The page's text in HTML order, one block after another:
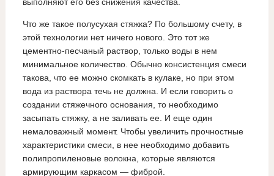
Что же такое полусухая стяжка? По большому счету, в
этой технологии нет ничего нового. Это тот же
цементно-песчаный раствор, только воды в нем
минимальное количество. Обычно консистенция смеси
такова, что ее можно скомкать в кулаке, но при этом
вода из раствора течь не должна. И если говорить о
создании стяжечного основания, то необходимо
засыпать стяжку, а не заливать ее. И еще один
немаловажный момент. Чтобы увеличить прочностные
характеристики смеси, в нее необходимо добавить
полипропиленовые волокна, которые являются
армирующим каркасом — фиброй.